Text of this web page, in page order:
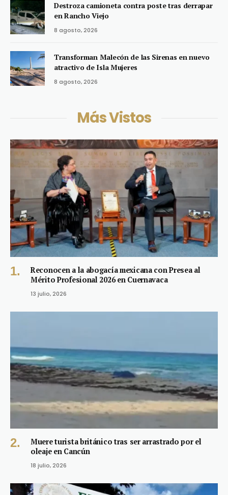
Destroza camioneta contra poste tras derrapar
en Rancho Viejo
8 agosto, 2026
Transforman Malecón de las Sirenas en nuevo
atractivo de Isla Mujeres
8 agosto, 2026
Más Vistos
Reconocen a la abogacía mexicana con Presea al
Mérito Profesional 2026 en Cuernavaca
13 julio, 2026
Muere turista británico tras ser arrastrado por el
oleaje en Cancún
18 julio, 2026